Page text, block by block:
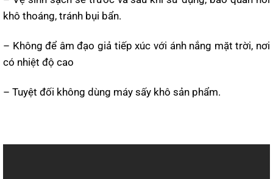
khô thoáng, tránh bụi bẩn.
– Không để âm đạo giả tiếp xúc với ánh nắng mặt trời, nơi
có nhiệt độ cao
– Tuyệt đối không dùng máy sấy khô sản phẩm.